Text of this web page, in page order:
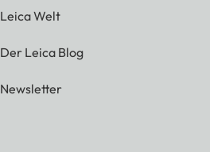
Leica Welt
Der Leica Blog
Newsletter